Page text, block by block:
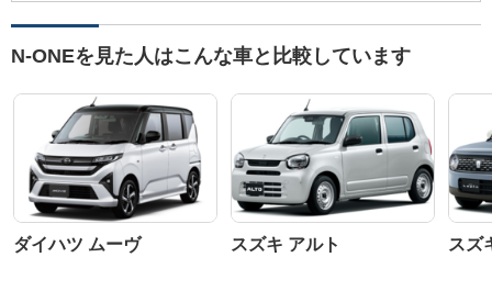
N-ONEを見た人はこんな車と比較しています
ダイハツ ムーヴ スズキ アルト スズ